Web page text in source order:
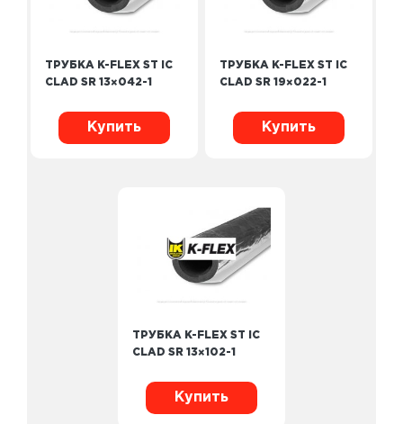
ТРУБКА K-FLEX ST IC
CLAD SR 13×042-1
Купить
ТРУБКА K-FLEX ST IC
CLAD SR 19×022-1
Купить
ТРУБКА K-FLEX ST IC
CLAD SR 13×102-1
Купить